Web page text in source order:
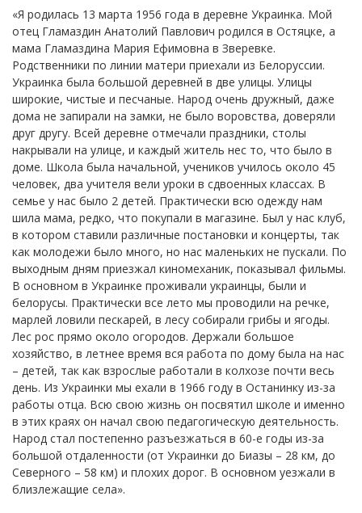
«Я родилась 13 марта 1956 года в деревне Украинка. Мой
отец Гламаздин Анатолий Павлович родился в Остяцке, а
мама Гламаздина Мария Ефимовна в Зверевке.
Родственники по линии матери приехали из Белоруссии.
Украинка была большой деревней в две улицы. Улицы
широкие, чистые и песчаные. Народ очень дружный, даже
дома не запирали на замки, не было воровства, доверяли
друг другу. Всей деревне отмечали праздники, столы
накрывали на улице, и каждый житель нес то, что было в
доме. Школа была начальной, учеников училось около 45
человек, два учителя вели уроки в сдвоенных классах. В
семье у нас было 2 детей. Практически всю одежду нам
шила мама, редко, что покупали в магазине. Был у нас клуб,
в котором ставили различные постановки и концерты, так
как молодежи было много, но нас маленьких не пускали. По
выходным дням приезжал киномеханик, показывал фильмы.
В основном в Украинке проживали украинцы, были и
белорусы. Практически все лето мы проводили на речке,
марлей ловили пескарей, в лесу собирали грибы и ягоды.
Лес рос прямо около огородов. Держали большое
хозяйство, в летнее время вся работа по дому была на нас
– детей, так как взрослые работали в колхозе почти весь
день. Из Украинки мы ехали в 1966 году в Останинку из-за
работы отца. Всю свою жизнь он посвятил школе и именно
в этих краях он начал свою педагогическую деятельность.
Народ стал постепенно разъезжаться в 60-е годы из-за
большой отдаленности (от Украинки до Биазы – 28 км, до
Северного – 58 км) и плохих дорог. В основном уезжали в
близлежащие села».